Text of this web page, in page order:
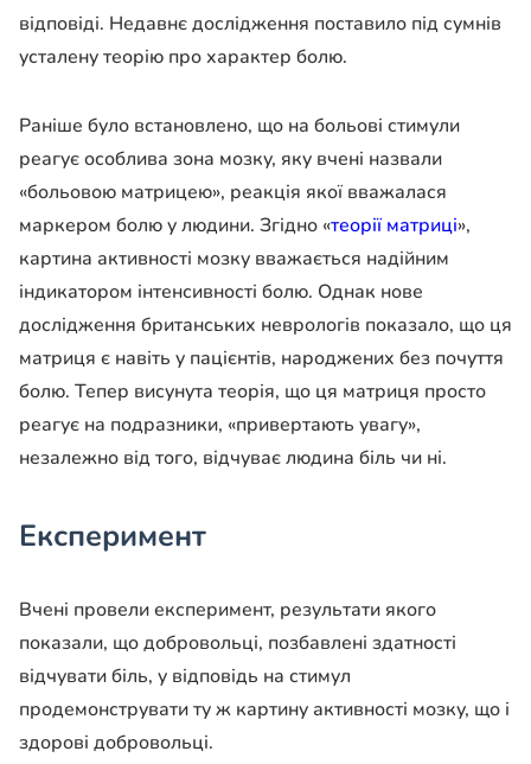
відповіді. Недавнє дослідження поставило під сумнів
усталену теорію про характер болю.
Раніше було встановлено, що на больові стимули
реагує особлива зона мозку, яку вчені назвали
«больовою матрицею», реакція якої вважалася
маркером болю у людини. Згідно «теорії матриці»,
картина активності мозку вважається надійним
індикатором інтенсивності болю. Однак нове
дослідження британських неврологів показало, що ця
матриця є навіть у пацієнтів, народжених без почуття
болю. Тепер висунута теорія, що ця матриця просто
реагує на подразники, «привертають увагу»,
незалежно від того, відчуває людина біль чи ні.
Експеримент
Вчені провели експеримент, результати якого
показали, що добровольці, позбавлені здатності
відчувати біль, у відповідь на стимул
продемонструвати ту ж картину активності мозку, що і
здорові добровольці.